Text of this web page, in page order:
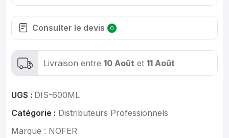
Consulter le devis 0
Livraison entre 10 Août et 11 Août
UGS : DIS-600ML
Catégorie : Distributeurs Professionnels
Marque : NOFER